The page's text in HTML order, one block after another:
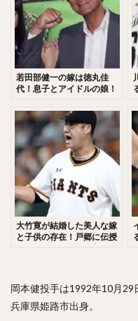
若田部健一の嫁は徳丸佳
代！息子とアイドルの娘！
大竹寛が結婚した美人な嫁
と子供の存在！戸郷に伝授
岡本健投手は1992年10月29
兵庫県姫路市出身。
宮台康平（みやだいこう
堂林翔太（どうばやしし
ダルビッシュ・セファ
角中勝也（かくなかか
新庄剛志（しんじょう
中井大介（なかいだいす
小深田大翔（こぶかたひ
佐々木千隼（ささきち
小林誠司（こばやしせい
清水隆行（しみずたか
岸潤一郎（きしじゅん
伏見寅威（ふしみとらい
大津亮介（おおつりょう
前田悠伍（まえだゆうご